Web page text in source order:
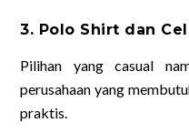
3. Polo Shirt dan
Pilihan yang casual
perusahaan yang
praktis.